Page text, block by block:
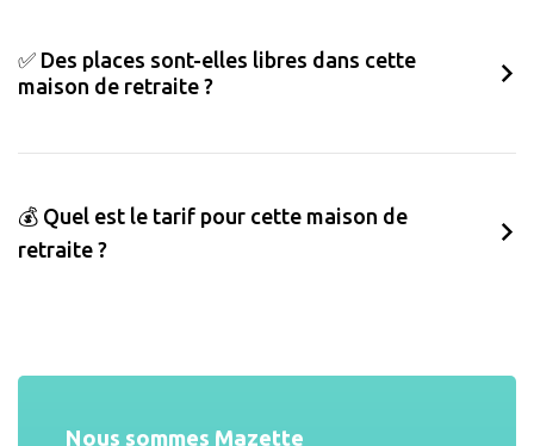
✅ Des places sont-elles libres dans cette
maison de retraite ?
💰 Quel est le tarif pour cette maison de
retraite ?
Nous sommes Mazette